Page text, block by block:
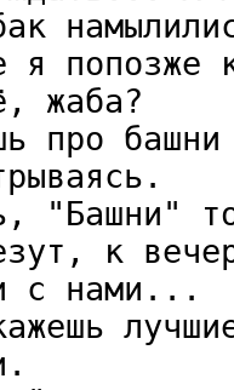
я попозже
жаба?
про башни
"Башни"
к
с нами...